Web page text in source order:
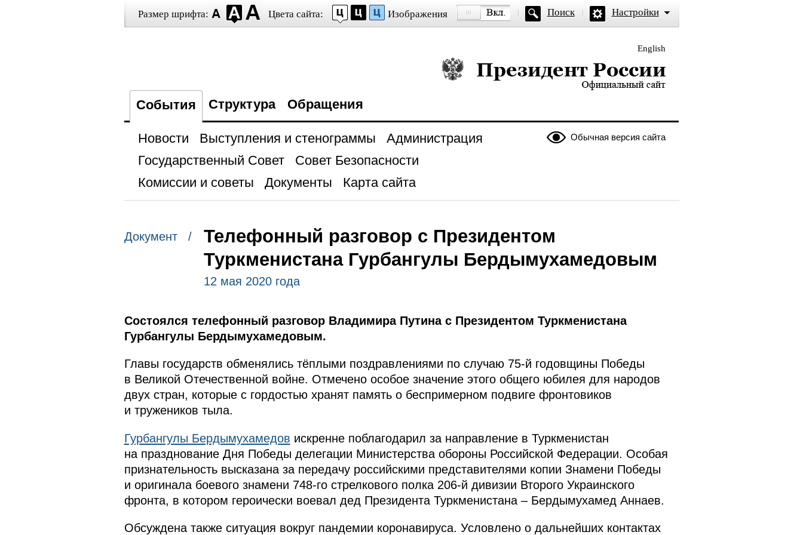
Размер шрифта: Цвета сайта: Изображения Поиск Настройки
English
Президент России — официальный сайт
События Структура Обращения
Обычная версия сайта
Новости Выступления и стенограммы
Администрация
Государственный Совет
Совет Безопасности
Комиссии и советы
Документы Карта сайта
Документ /
Телефонный разговор с Президентом
Туркменистана Гурбангулы Бердымухамедовым
12 мая 2020 года
Состоялся телефонный разговор Владимира Путина с Президентом Туркменистана
Гурбангулы Бердымухамедовым.
Главы государств обменялись тёплыми поздравлениями по случаю 75-й годовщины Победы
в Великой Отечественной войне. Отмечено особое значение этого общего юбилея для народов
двух стран, которые с гордостью хранят память о беспримерном подвиге фронтовиков
и тружеников тыла.
Гурбангулы Бердымухамедов искренне поблагодарил за направление в Туркменистан
на празднование Дня Победы делегации Министерства обороны Российской Федерации. Особая
признательность высказана за передачу российскими представителями копии Знамени Победы
и оригинала боевого знамени 748-го стрелкового полка 206-й дивизии Второго Украинского
фронта, в котором героически воевал дед Президента Туркменистана – Бердымухамед Аннаев.
Обсуждена также ситуация вокруг пандемии коронавируса. Условлено о дальнейших контактах